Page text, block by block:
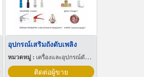
อุปกรณ์เสริมถังดับเพลิง
หมวดหมู่ : เครื่องและอุปกรณ์ดับเพลิง
ติดต่อผู้ขาย